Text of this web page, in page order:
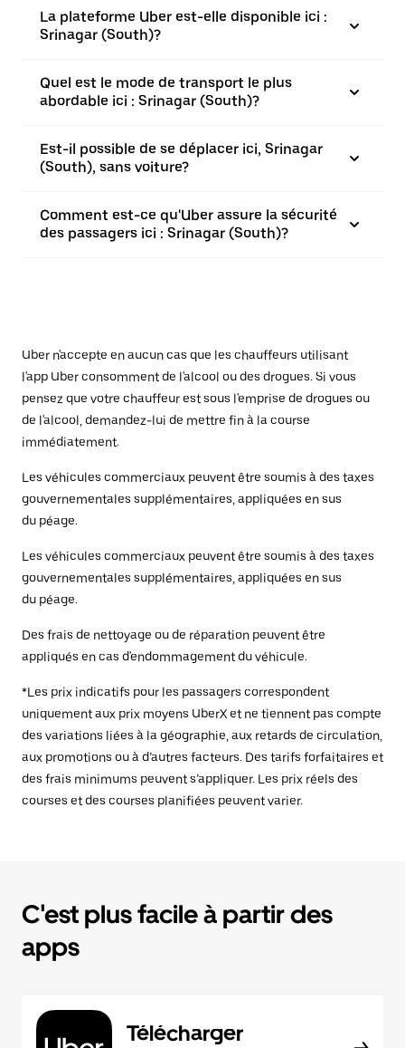
La plateforme Uber est-elle disponible ici :
Srinagar (South)?
Quel est le mode de transport le plus
abordable ici : Srinagar (South)?
Est-il possible de se déplacer ici, Srinagar
(South), sans voiture?
Comment est-ce qu'Uber assure la sécurité
des passagers ici : Srinagar (South)?
Uber n'accepte en aucun cas que les chauffeurs utilisant
l'app Uber consomment de l'alcool ou des drogues. Si vous
pensez que votre chauffeur est sous l'emprise de drogues ou
de l'alcool, demandez-lui de mettre fin à la course
immédiatement.
Les véhicules commerciaux peuvent être soumis à des taxes
gouvernementales supplémentaires, appliquées en sus
du péage.
Les véhicules commerciaux peuvent être soumis à des taxes
gouvernementales supplémentaires, appliquées en sus
du péage.
Des frais de nettoyage ou de réparation peuvent être
appliqués en cas d'endommagement du véhicule.
*Les prix indicatifs pour les passagers correspondent
uniquement aux prix moyens UberX et ne tiennent pas compte
des variations liées à la géographie, aux retards de circulation,
aux promotions ou à d’autres facteurs. Des tarifs forfaitaires et
des frais minimums peuvent s’appliquer. Les prix réels des
courses et des courses planifiées peuvent varier.
C'est plus facile à partir des
apps
Télécharger